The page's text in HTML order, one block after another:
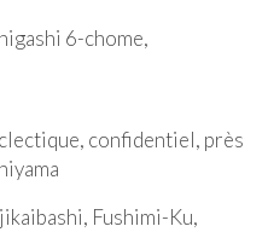
6-chome,
confidentiel, près
Fushimi-Ku,